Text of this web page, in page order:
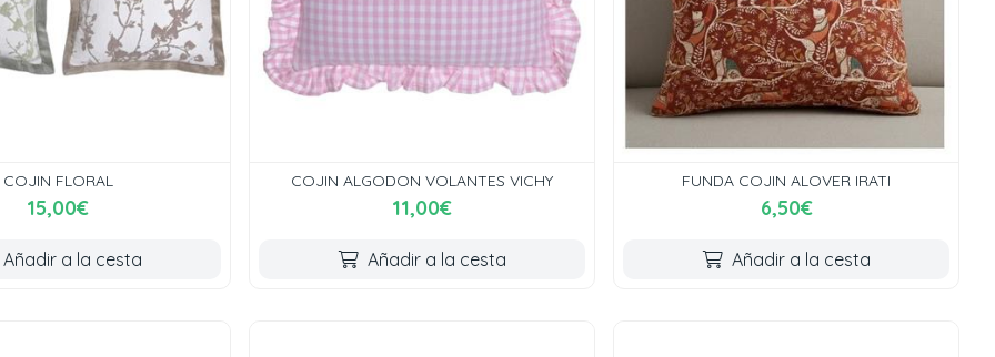
COJIN FLORAL
15,00€
Añadir a la cesta
COJIN ALGODON VOLANTES VICHY
11,00€
Añadir a la cesta
FUNDA COJIN ALOVER IRATI
6,50€
Añadir a la cesta